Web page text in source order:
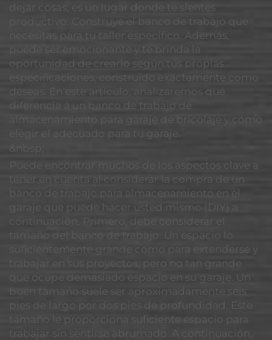
dejar cosas, es un lugar donde te sientes
productivo. Construye el banco de trabajo que
necesitas para tu taller específico. Además,
puede ser emocionante y te brinda la
oportunidad de crearlo según tus propias
especificaciones, construido exactamente como
deseas. En este artículo, analizaremos qué
diferencia a un banco de trabajo de
almacenamiento para garaje de bricolaje y cómo
elegir el adecuado para tu garaje.
&nbsp;
Puede encontrar muchos de los aspectos clave a
tener en cuenta al considerar la compra de un
banco de trabajo para almacenamiento en el
garaje que puede hacer usted mismo (DIY) a
continuación. Primero, debe considerar el
tamaño del banco de trabajo. Un espacio lo
suficientemente grande como para extenderse y
trabajar en sus proyectos, pero no tan grande
que ocupe demasiado espacio en su garaje. Un
buen tamaño suele ser aproximadamente seis
pies de largo por dos pies de profundidad. Este
tamaño le proporciona suficiente espacio para
trabajar sin sentirse abrumado. A continuación,